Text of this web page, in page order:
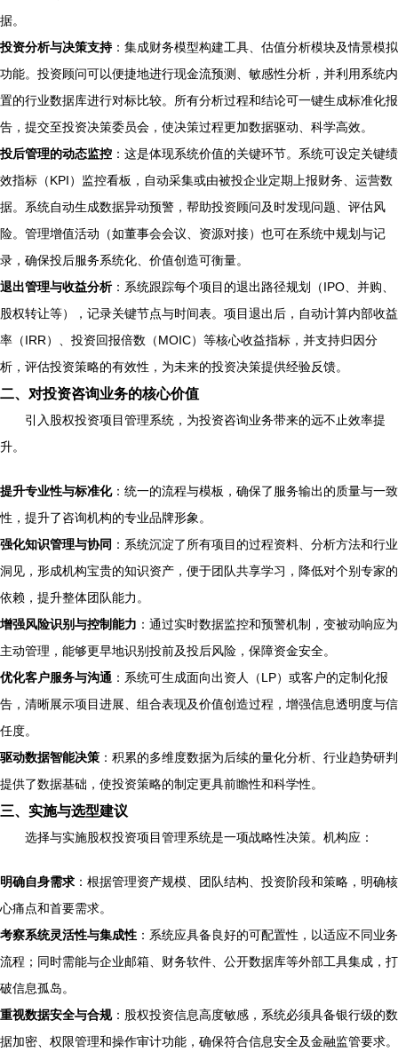
据。
投资分析与决策支持：集成财务模型构建工具、估值分析模块及情景模拟
功能。投资顾问可以便捷地进行现金流预测、敏感性分析，并利用系统内
置的行业数据库进行对标比较。所有分析过程和结论可一键生成标准化报
告，提交至投资决策委员会，使决策过程更加数据驱动、科学高效。
投后管理的动态监控 ：这是体现系统价值的关键环节。系统可设定关键绩
效指标（KPI）监控看板，自动采集或由被投企业定期上报财务、运营数
据。系统自动生成数据异动预警，帮助投资顾问及时发现问题、评估风
险。管理增值活动（如董事会会议、资源对接）也可在系统中规划与记
录，确保投后服务系统化、价值创造可衡量。
退出管理与收益分析：系统跟踪每个项目的退出路径规划（IPO、并购、
股权转让等），记录关键节点与时间表。项目退出后，自动计算内部收益
率（IRR）、投资回报倍数（MOIC）等核心收益指标，并支持归因分
析，评估投资策略的有效性，为未来的投资决策提供经验反馈。
二、对投资咨询业务的核心价值
引入股权投资项目管理系统，为投资咨询业务带来的远不止效率提
升。
提升专业性与标准化：统一的流程与模板，确保了服务输出的质量与一致
性，提升了咨询机构的专业品牌形象。
强化知识管理与协同 ：系统沉淀了所有项目的过程资料、分析方法和行业
洞见，形成机构宝贵的知识资产，便于团队共享学习，降低对个别专家的
依赖，提升整体团队能力。
增强风险识别与控制能力 ：通过实时数据监控和预警机制，变被动响应为
主动管理，能够更早地识别投前及投后风险，保障资金安全。
优化客户服务与沟通 ：系统可生成面向出资人（LP）或客户的定制化报
告，清晰展示项目进展、组合表现及价值创造过程，增强信息透明度与信
任度。
驱动数据智能决策 ：积累的多维度数据为后续的量化分析、行业趋势研判
提供了数据基础，使投资策略的制定更具前瞻性和科学性。
三、实施与选型建议
选择与实施股权投资项目管理系统是一项战略性决策。机构应：
明确自身需求 ：根据管理资产规模、团队结构、投资阶段和策略，明确核
心痛点和首要需求。
考察系统灵活性与集成性 ：系统应具备良好的可配置性，以适应不同业务
流程；同时需能与企业邮箱、财务软件、公开数据库等外部工具集成，打
破信息孤岛。
重视数据安全与合规：股权投资信息高度敏感，系统必须具备银行级的数
据加密、权限管理和操作审计功能，确保符合信息安全及金融监管要求。